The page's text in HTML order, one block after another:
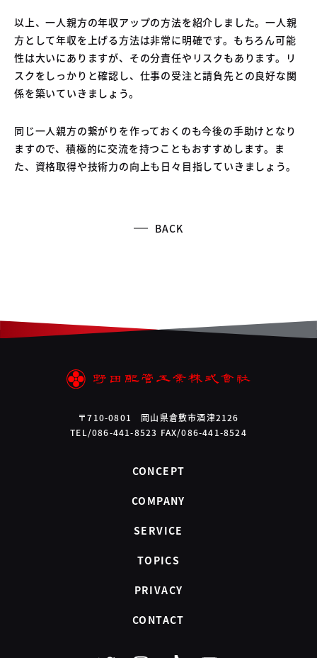
以上、一人親方の年収アップの方法を紹介しました。一人親
方として年収を上げる方法は非常に明確です。もちろん可能
性は大いにありますが、その分責任やリスクもあります。リ
スクをしっかりと確認し、仕事の受注と請負先との良好な関
係を築いていきましょう。
同じ一人親方の繋がりを作っておくのも今後の手助けとなり
ますので、積極的に交流を持つこともおすすめします。ま
た、資格取得や技術力の向上も日々目指していきましょう。
BACK
〒710-0801 岡山県倉敷市酒津2126
TEL/086-441-8523 FAX/086-441-8524
CONCEPT
COMPANY
SERVICE
TOPICS
PRIVACY
CONTACT